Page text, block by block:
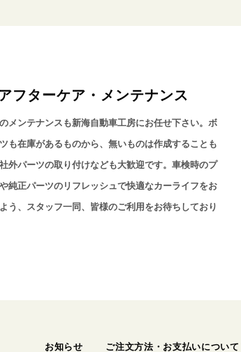
フターケア・メンテナンス
メンテナンスも新海自動車工房にお任せ下さい。ボ
も在庫があるものから、無いものは作成することも
外パーツの取り付けなども大歓迎です。車検時のプ
純正パーツのリフレッシュで快適なカーライフをお
う、スタッフ一同、皆様のご利用をお待ちしており
お知らせ ご注文方法・お支払いについて